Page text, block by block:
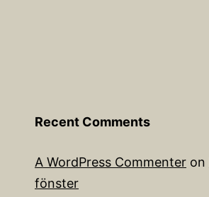
Recent Comments
A WordPress Commenter on
fönster